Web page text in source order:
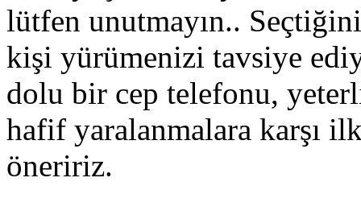
lütfen unutmayın..
kişi yürümenizi tavsiye
dolu bir cep telefonu,
hafif yaralanmalara karşı
öneririz.